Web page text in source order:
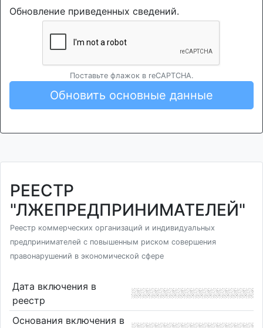
Обновление приведенных сведений.
Поставьте флажок в reCAPTCHA.
Обновить основные данные
РЕЕСТР
"ЛЖЕПРЕДПРИНИМАТЕЛЕЙ"
Реестр коммерческих организаций и индивидуальных
предпринимателей с повышенным риском совершения
правонарушений в экономической сфере
Дата включения в
реестр
Основания включения в